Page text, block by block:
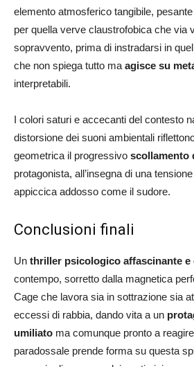
elemento atmosferico tangibile,
per quella verve claustrofobica che via
sopravvento, prima di instradarsi in
che non spiega tutto ma agisce su
interpretabili.
I colori saturi e accecanti del contesto
distorsione dei suoni ambientali
geometrica il progressivo scollamento
protagonista, all’insegna di una
appiccica addosso come il sudore.
Conclusioni finali
Un thriller psicologico affascinante e
contempo, sorretto dalla magnetica
Cage che lavora sia in sottrazione sia
eccessi di rabbia, dando vita a un
umiliato ma comunque pronto a
paradossale prende forma su questa